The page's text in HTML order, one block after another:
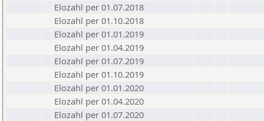
Elozahl per 01.07.2018
Elozahl per 01.10.2018
Elozahl per 01.01.2019
Elozahl per 01.04.2019
Elozahl per 01.07.2019
Elozahl per 01.10.2019
Elozahl per 01.01.2020
Elozahl per 01.04.2020
Elozahl per 01.07.2020